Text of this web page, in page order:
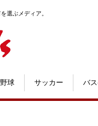
選ぶメディア。
野球 サッカー バ